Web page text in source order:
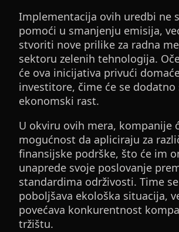
Implementacija ovih uredbi ne
pomoći u smanjenju emisija,
stvoriti nove prilike za radna
sektoru zelenih tehnologija.
će ova inicijativa privući
investitore, čime će se
ekonomski rast.
U okviru ovih mera, kompanije
mogućnost da apliciraju za
finansijske podrške, što će im
unaprede svoje poslovanje
standardima održivosti. Time
poboljšava ekološka situacija,
povećava konkurentnost
tržištu.